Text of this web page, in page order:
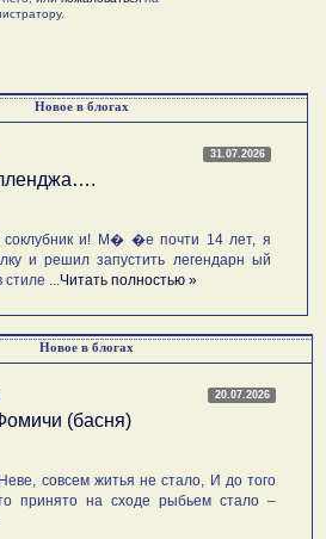
Новое в блогах
31.07.2026
соклубник и! М� �е почти 14 лет, я
и решил запустить легендарн ый
...Читать полностью »
Новое в блогах
20.07.2026
(басня)
совсем житья не стало, И до того
принято на сходе рыбьем стало –